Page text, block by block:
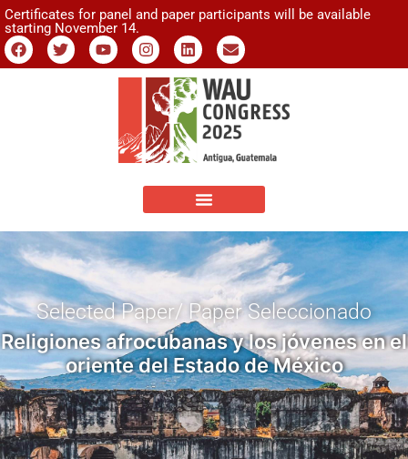
Certificates for panel and paper participants will be available
starting November 14.
Selected Paper/ Paper Seleccionado
Religiones afrocubanas y los jóvenes en el
oriente del Estado de México